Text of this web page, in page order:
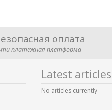
оплата
платежная платформа
Latest articles
No articles currently